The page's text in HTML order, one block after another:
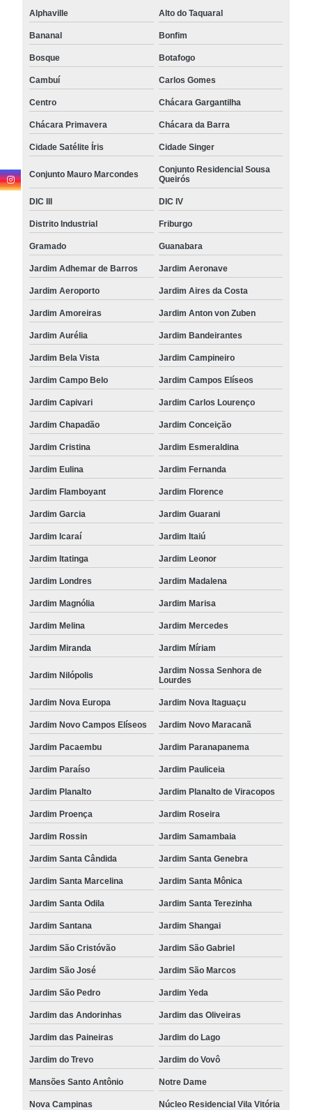
Alphaville Alto do Taquaral
Bananal Bonfim
Bosque Botafogo
Cambuí Carlos Gomes
Centro Chácara Gargantilha
Chácara Primavera Chácara da Barra
Cidade Satélite Íris Cidade Singer
Conjunto Mauro Marcondes
Conjunto Residencial Sousa
Queirós
DIC III DIC IV
Distrito Industrial Friburgo
Gramado Guanabara
Jardim Adhemar de Barros Jardim Aeronave
Jardim Aeroporto Jardim Aires da Costa
Jardim Amoreiras Jardim Anton von Zuben
Jardim Aurélia Jardim Bandeirantes
Jardim Bela Vista Jardim Campineiro
Jardim Campo Belo Jardim Campos Elíseos
Jardim Capivari Jardim Carlos Lourenço
Jardim Chapadão Jardim Conceição
Jardim Cristina Jardim Esmeraldina
Jardim Eulina Jardim Fernanda
Jardim Flamboyant Jardim Florence
Jardim Garcia Jardim Guarani
Jardim Icaraí Jardim Itaiú
Jardim Itatinga Jardim Leonor
Jardim Londres Jardim Madalena
Jardim Magnólia Jardim Marisa
Jardim Melina Jardim Mercedes
Jardim Miranda Jardim Míriam
Jardim Nilópolis
Jardim Nossa Senhora de
Lourdes
Jardim Nova Europa Jardim Nova Itaguaçu
Jardim Novo Campos Elíseos Jardim Novo Maracanã
Jardim Pacaembu Jardim Paranapanema
Jardim Paraíso Jardim Pauliceia
Jardim Planalto Jardim Planalto de Viracopos
Jardim Proença Jardim Roseira
Jardim Rossin Jardim Samambaia
Jardim Santa Cândida Jardim Santa Genebra
Jardim Santa Marcelina Jardim Santa Mônica
Jardim Santa Odila Jardim Santa Terezinha
Jardim Santana Jardim Shangai
Jardim São Cristóvão Jardim São Gabriel
Jardim São José Jardim São Marcos
Jardim São Pedro Jardim Yeda
Jardim das Andorinhas Jardim das Oliveiras
Jardim das Paineiras Jardim do Lago
Jardim do Trevo Jardim do Vovô
Mansões Santo Antônio Notre Dame
Nova Campinas Núcleo Residencial Vila Vitória